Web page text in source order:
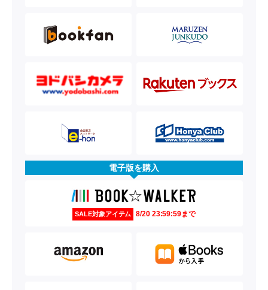
電子版を購入
SALE対象アイテム 8/20 23:59:59まで